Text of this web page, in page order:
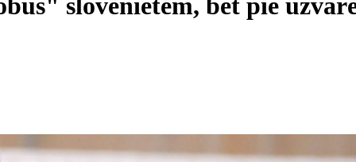
slovēnietēm, bet pie